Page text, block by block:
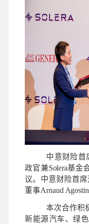
中意财险首
政官兼Solera基金
议。中意财险首席
董事Arnaud
本次合作积
新能源汽车、绿